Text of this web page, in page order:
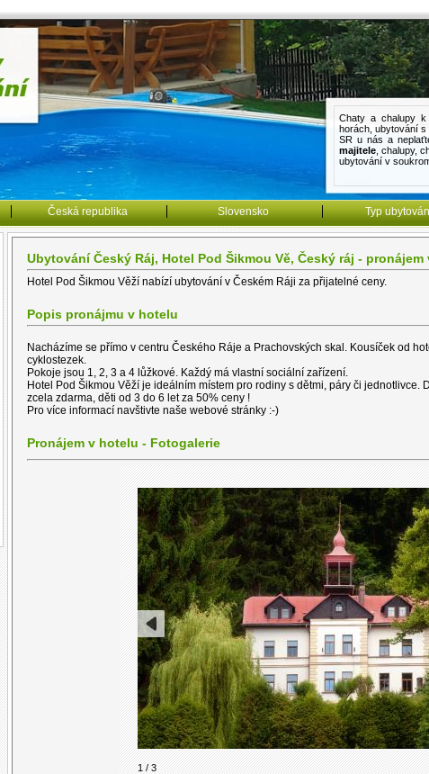
Chaty a chalupy k
horách, ubytování s
SR u nás a
majitele, chalupy,
ubytování v
Česká republika Slovensko Typ
Ubytování Český Ráj, Hotel Pod Šikmou Vě, Český ráj - pronájem
Hotel Pod Šikmou Věží nabízí ubytování v Českém Ráji za přijatelné ceny.
Popis pronájmu v hotelu
Nacházíme se přímo v centru Českého Ráje a Prachovských skal. Kousíček od
cyklostezek.
Pokoje jsou 1, 2, 3 a 4 lůžkové. Každý má vlastní sociální zařízení.
Hotel Pod Šikmou Věží je ideálním místem pro rodiny s dětmi, páry či jednotlivce.
zcela zdarma, děti od 3 do 6 let za 50% ceny !
Pro více informací navštivte naše webové stránky :-)
Pronájem v hotelu - Fotogalerie
1 / 3